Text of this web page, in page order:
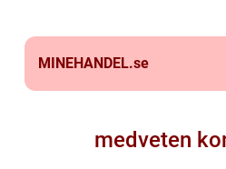
MINEHANDEL.se
medveten